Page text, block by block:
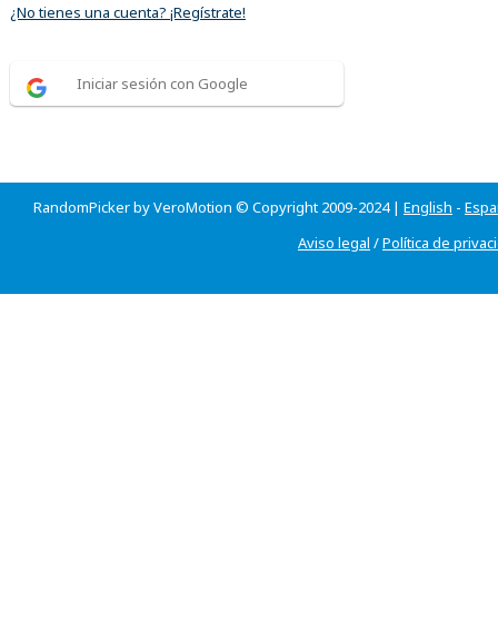
¿No tienes una cuenta? ¡Regístrate!
Iniciar sesión con Google
RandomPicker by VeroMotion © Copyright 2009-2024 | English -
Aviso legal /Política de